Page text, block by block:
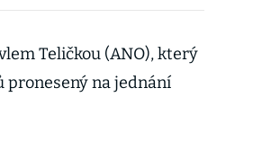
Teličkou (ANO), který
pronesený na jednání